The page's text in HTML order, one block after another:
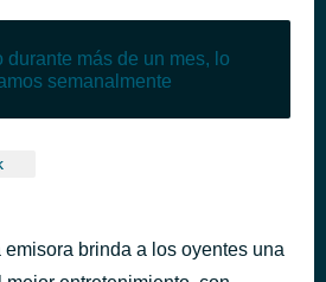
durante más de un mes, lo
semanalmente
brinda a los oyentes una